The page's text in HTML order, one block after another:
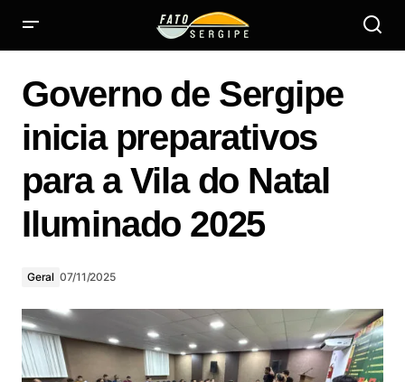
Governo de Sergipe
inicia preparativos
para a Vila do Natal
Iluminado 2025
Geral 07/11/2025